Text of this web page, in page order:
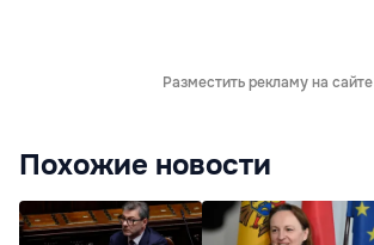
Разместить рекламу на сайте
Похожие новости